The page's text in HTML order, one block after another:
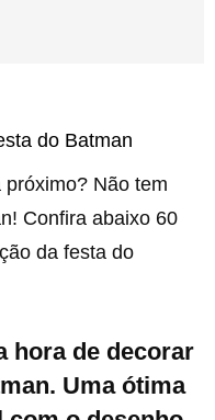
do Batman
Não tem
Confira abaixo 60
da festa do
hora de decorar
Uma ótima